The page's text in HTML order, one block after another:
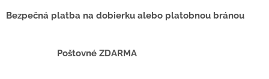
a
e
v
e
Bezpečná platba na dobierku alebo platobnou bránou
Poštovné ZDARMA